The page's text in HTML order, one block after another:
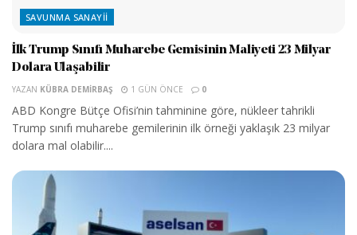
SAVUNMA SANAYII
İlk Trump Sınıfı Muharebe Gemisinin Maliyeti 23 Milyar
Dolara Ulaşabilir
YAZAN KÜBRA DEMIRBAŞ 1 GÜN ÖNCE 0
ABD Kongre Bütçe Ofisi’nin tahminine göre, nükleer tahrikli
Trump sınıfı muharebe gemilerinin ilk örneği yaklaşık 23 milyar
dolara mal olabilir....